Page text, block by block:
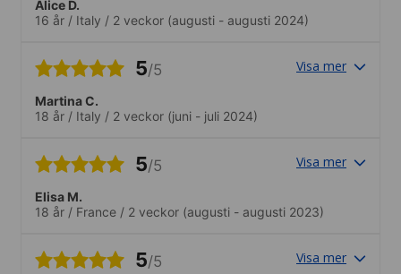
Alice D.
16 år / Italy / 2 veckor (augusti - augusti 2024)
5/5 Visa mer
Martina C.
18 år / Italy / 2 veckor (juni - juli 2024)
5/5 Visa mer
Elisa M.
18 år / France / 2 veckor (augusti - augusti 2023)
5/5 Visa mer